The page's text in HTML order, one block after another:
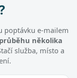
poptávku e-mailem
několika
služba, místo a